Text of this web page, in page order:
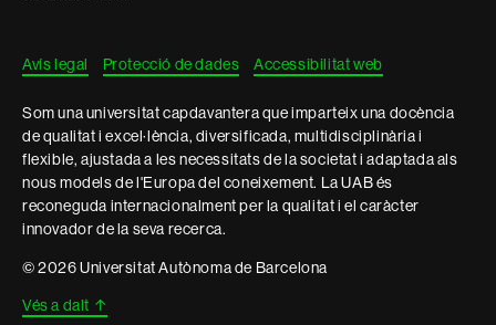
Avís legal Protecció de dades Accessibilitat web
Som una universitat capdavantera que imparteix una docència
de qualitat i excel·lència, diversificada, multidisciplinària i
flexible, ajustada a les necessitats de la societat i adaptada als
nous models de l'Europa del coneixement. La UAB és
reconeguda internacionalment per la qualitat i el caràcter
innovador de la seva recerca.
© 2026 Universitat Autònoma de Barcelona
Vés a dalt ↑